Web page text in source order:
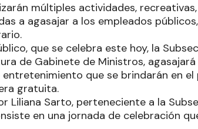
múltiples actividades, recreativas,
a agasajar a los empleados
que se celebra este hoy, la
de Gabinete de Ministros, agasajará
que se brindarán en el
gratuita.
Liliana Sarto, perteneciente a la
en una jornada de celebración